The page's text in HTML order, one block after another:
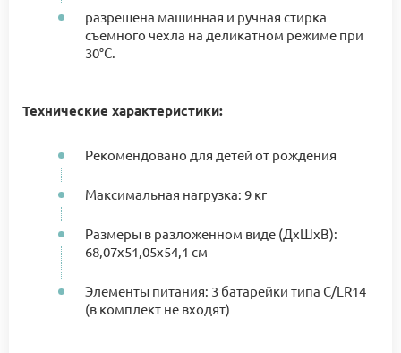
разрешена машинная и ручная стирка
съемного чехла на деликатном режиме при
30°C.
Технические характеристики:
Рекомендовано для детей от рождения
Максимальная нагрузка: 9 кг
Размеры в разложенном виде (ДхШхВ):
68,07x51,05x54,1 см
Элементы питания: 3 батарейки типа С/LR14
(в комплект не входят)